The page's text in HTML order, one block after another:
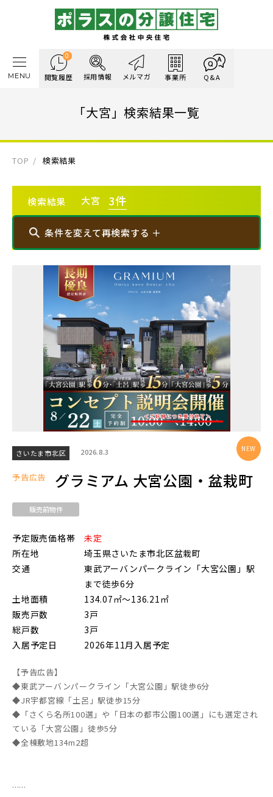
0
閲覧履歴 採用情報 メルマガ 事業所 Q&A
MENU
「大宮」検索結果一覧
TOP 検索結果
検索結果 大宮 3件
条件を変えて再検索する ＋
エリアから探す
埼玉・中央エリア(50)
さいたま市(19)
さいたま市西区(4)
さいたま市北区(2)
さいたま市大宮区(0)
さいたま市見沼区(5)
さいたま市浦和区(0)
さいたま市緑区(1)
さいたま市岩槻区(0)
川越市(3)
上尾市(2)
蕨市(0)
志木市(0)
和光市(1)
新座市(2)
桶川市(2)
久喜市(1)
富士見市(0)
白岡市(0)
北足立郡伊奈町(5)
埼玉・東部エリア(16)
春日部市(5) 草加市(0)
越谷市(9)
三郷市(2)
さいたま市北区 2026.8.3
予告広告 グラミアム 大宮公園・盆栽町
販売前物件
予定販売価格帯
未定
所在地
埼玉県さいたま市北区盆栽町
交通
東武アーバンパークライン「大宮公園」駅
まで徒歩6分
土地面積
134.07㎡～136.21㎡
販売戸数
3戸
総戸数
3戸
入居予定日
2026年11月入居予定
【予告広告】
◆東武アーバンパークライン「大宮公園」駅徒歩6分
◆JR宇都宮線「土呂」駅徒歩15分
◆「さくら名所100選」や「日本の都市公園100選」にも選定され
ている「大宮公園」徒歩5分
◆全棟敷地134m2超
......